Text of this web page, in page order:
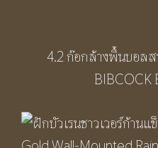
4.2 ก๊อกล้างพื้นบอล
BIBCOCK